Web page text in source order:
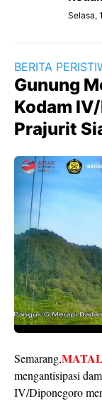
Selasa,
BERITA
Gunung
Kodam
Prajurit
Semarang,
mengantisipasi
IV/Diponegoro